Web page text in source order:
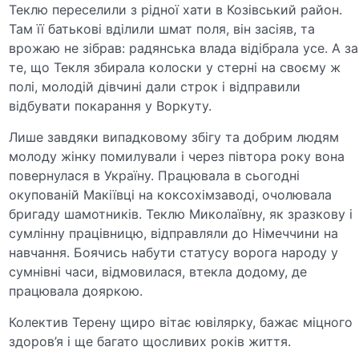
Теклю переселили з рідної хати в Козівський район.
Там її батькові вділили шмат поля, він засіяв, та
врожаю не зібрав: радянська влада відібрала усе. А за
те, що Текля збирала колоски у стерні на своєму ж
полі, молодій дівчині дали строк і відправили
відбувати покарання у Воркуту.
Лише завдяки випадковому збігу та добрим людям
молоду жінку помилували і через півтора року вона
повернулася в Україну. Працювала в сьогодні
окупованій Макіївці на коксохімзаводі, очолювала
бригаду шамотників. Теклю Миколаївну, як зразкову і
сумлінну працівницю, відправляли до Німеччини на
навчання. Боячись набути статусу ворога народу у
сумнівні часи, відмовилася, втекла додому, де
працювала дояркою.
Колектив Терену щиро вітає ювілярку, бажає міцного
здоров’я і ще багато щосливих років життя.